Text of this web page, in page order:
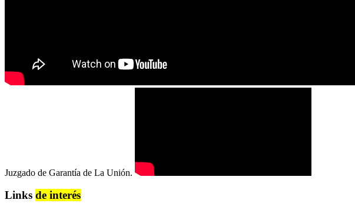
Juzgado de Garantía de La Unión.
Links de interés